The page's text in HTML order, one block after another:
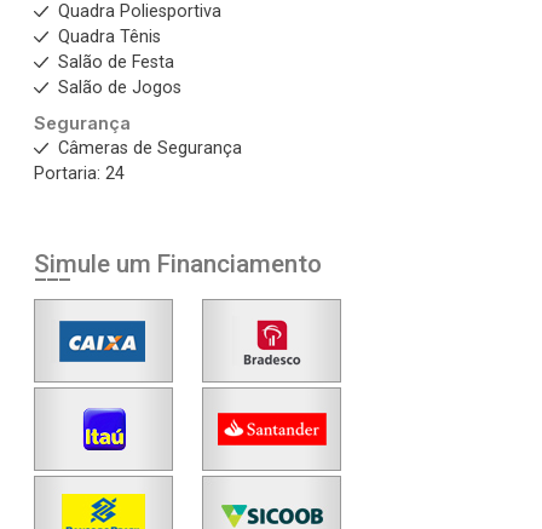
Quadra Poliesportiva
Quadra Tênis
Salão de Festa
Salão de Jogos
Segurança
Câmeras de Segurança
Portaria: 24
Simule um Financiamento